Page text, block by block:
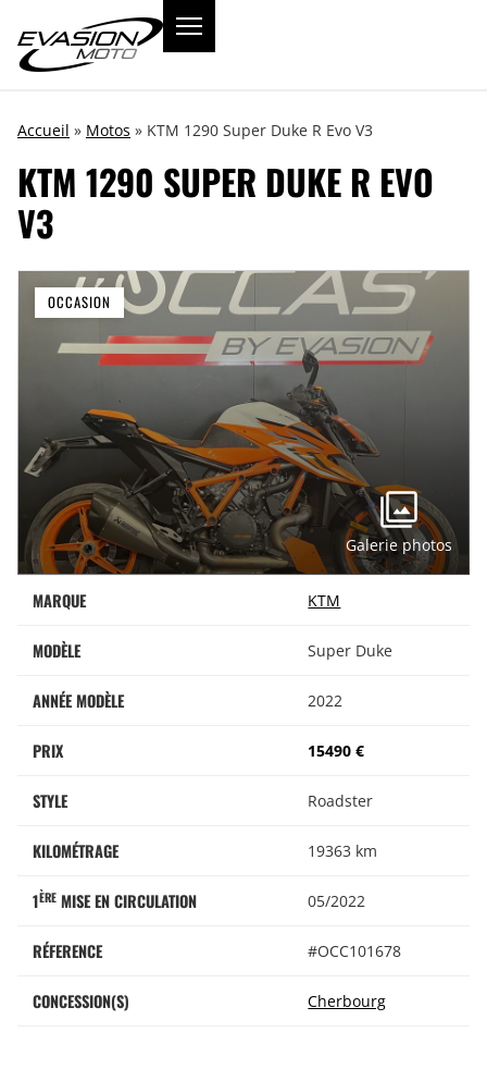
Accueil » Motos » KTM 1290 Super Duke R Evo V3
KTM 1290 SUPER DUKE R EVO
V3
MARQUE KTM
MODÈLE Super Duke
ANNÉE MODÈLE 2022
PRIX 15490 €
STYLE Roadster
KILOMÉTRAGE 19363 km
1ÈRE MISE EN CIRCULATION 05/2022
RÉFERENCE #OCC101678
CONCESSION(S) Cherbourg
Galerie photos
OCCASION